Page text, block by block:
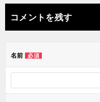
ナ
ビ
ー
コメントを残す
名前 必須